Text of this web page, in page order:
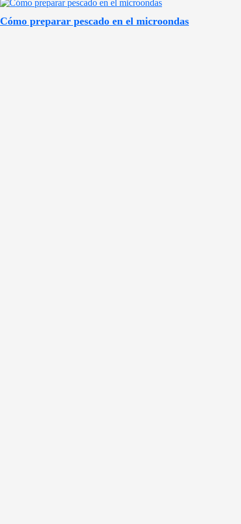
Cómo preparar pescado en el microondas